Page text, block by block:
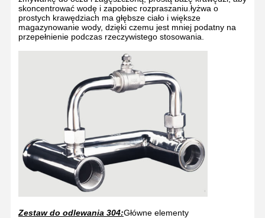
Zamknięta stacja do mycia oczu
Odporna na zamarzanie lakier do oczu
Przenośny zmywarka do oczu awaryjna
Zindywidualizowana myjka do oczu
Części zamienne do płukania oczu
skoncentrować wodę i zapobiec rozpraszaniu.łyżwa o
prostych krawędziach ma głębsze ciało i większe
magazynowanie wody, dzięki czemu jest mniej podatny na
przepełnienie podczas rzeczywistego stosowania.
Zestaw do odlewania 304:Główne elementy